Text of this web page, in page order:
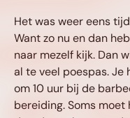
Het was weer eens
Want zo nu en dan
naar mezelf kijk. Dan
al te veel poespas.
om 10 uur bij de
bereiding. Soms